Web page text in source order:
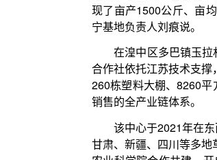
该中心于2021年在东西部协作项目的
甘肃、新疆、四川等多地草莓种植户供应
农业科学院合作共建，开启草莓苗“东苗
种，援青专家团队长期驻点进行技术指导
品种‘宁湟一号’，特点是早熟、果大、果
范围内推广。”草莓脱毒育苗中心负责人胡
在生产端，江苏在人才、科技、资金
了600万株的销售目标。玉拉草莓育苗基
沙、南昌等地。